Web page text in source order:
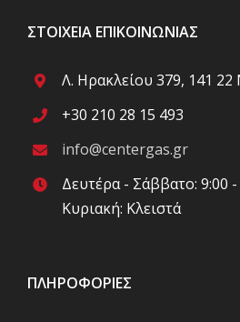
ΣΤΟΙΧΕΊΑ ΕΠΙΚΟΙΝΩΝΊΑΣ
Λ. Ηρακλείου 379, 141
+30 210 28 15 493
info@centergas.gr
Δευτέρα - Σάββατο: 9:00 -
Κυριακή: Κλειστά
ΠΛΗΡΟΦΟΡΊΕΣ